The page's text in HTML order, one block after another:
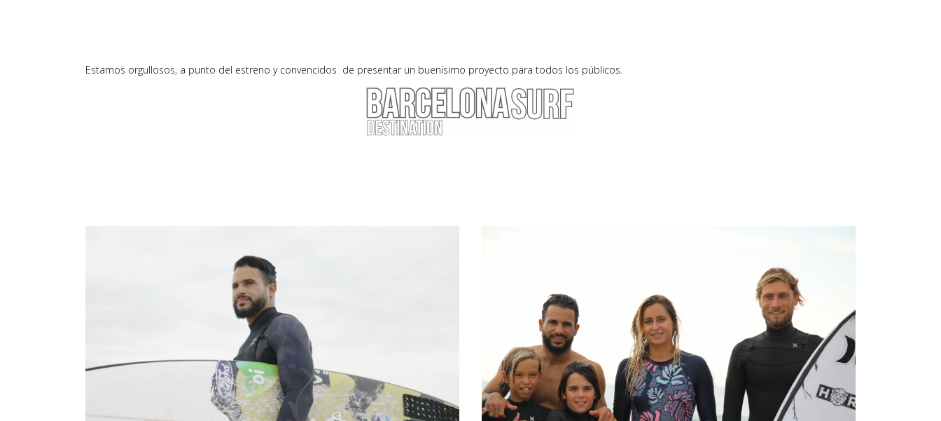
Estamos orgullosos, a punto del estreno y convencidos de presentar un buenísimo proyecto para todos los públicos.